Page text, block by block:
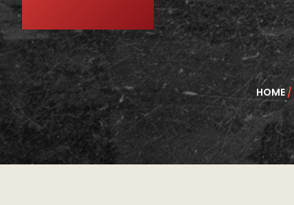
HOME/